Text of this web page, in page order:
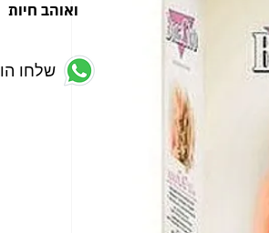
שלחו
ואוהב חיות